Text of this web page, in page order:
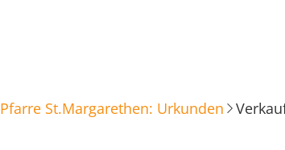
Pfarre St.Margarethen: Urkunden